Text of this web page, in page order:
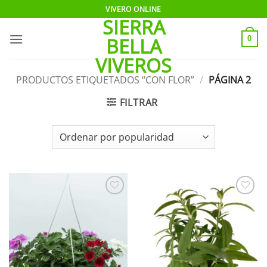
al
contenido
VIVERO ONLINE
SIERRA
BELLA
VIVEROS
0
PRODUCTOS ETIQUETADOS “CON FLOR” / PÁGINA 2
FILTRAR
Añadir
lista de
deseos